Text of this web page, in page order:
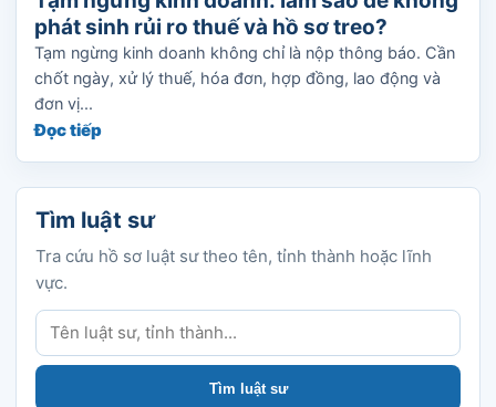
phát sinh rủi ro thuế và hồ sơ treo?
Tạm ngừng kinh doanh không chỉ là nộp thông báo. Cần
chốt ngày, xử lý thuế, hóa đơn, hợp đồng, lao động và
đơn vị...
Đọc tiếp
Tìm luật sư
Tra cứu hồ sơ luật sư theo tên, tỉnh thành hoặc lĩnh
vực.
Tìm luật sư
Tìm luật sư